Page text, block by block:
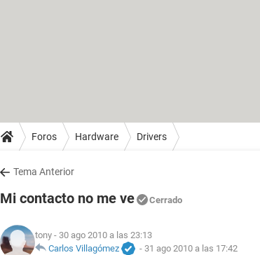
Foros Hardware Drivers
Tema Anterior
Mi contacto no me ve Cerrado
tony - 30 ago 2010 a las 23:13
Carlos Villagómez
- 31 ago 2010 a las 17:42